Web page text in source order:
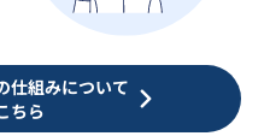
仕組みについて
ちら